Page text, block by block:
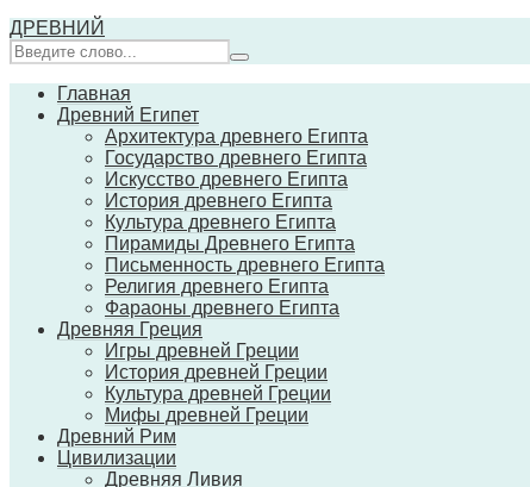
ДРЕВНИЙ
Главная
Древний Египет
Архитектура древнего Египта
Государство древнего Египта
Искусство древнего Египта
История древнего Египта
Культура древнего Египта
Пирамиды Древнего Египта
Письменность древнего Египта
Религия древнего Египта
Фараоны древнего Египта
Древняя Греция
Игры древней Греции
История древней Греции
Культура древней Греции
Мифы древней Греции
Древний Рим
Цивилизации
Древняя Ливия